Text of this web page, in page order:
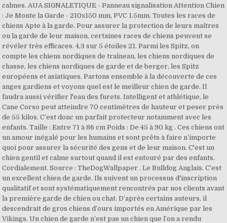
calmes. AUA SIGNALETIQUE - Panneau signalisation Attention Chien
: Je Monte la Garde - 210x150 mm, PVC 1.5mm. Toutes les races de
chiens Apte à la garde. Pour assurer la protection de leurs maîtres
ou la garde de leur maison, certaines races de chiens peuvent se
révéler très efficaces. 4,3 sur 5 étoiles 21. Parmi les Spitz, on
compte les chiens nordiques de traîneau, les chiens nordiques de
chasse, les chiens nordiques de garde et de berger, les Spitz
européens et asiatiques. Partons ensemble à la découverte de ces
anges gardiens et voyons quel est le meilleur chien de garde. Il
faudra aussi vérifier l'eau des furets. Intelligent et athlétique, le
Cane Corso peut atteindre 70 centimètres de hauteur et peser près
de 55 kilos. C’est donc un parfait protecteur notamment avec les
enfants. Taille : Entre 71 à 86 cm Poids : De 45 à 90 kg . Ces chiens ont
un amour inégalé pour les humains et sont prêts à faire n’importe
quoi pour assurer la sécurité des gens et de leur maison. C'est un
chien gentil et calme surtout quand il est entouré par des enfants.
Cordialement. Source : TheDogWallpaper . Le Bulldog Anglais. C’est
un excellent chien de garde. Ils suivent un processus d'inscription
qualitatif et sont systématiquement rencontrés par nos clients avant
la première garde de chien ou chat. D’après certains auteurs, il
descendrait de gros chiens d’ours importés en Amérique par les
Vikings. Un chien de garde n’est pas un chien que l’on a rendu